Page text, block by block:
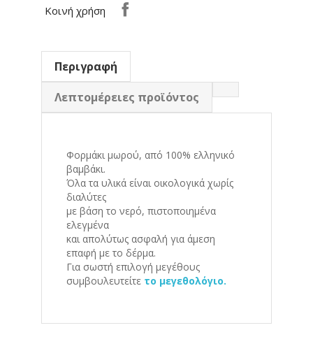
Κοινή χρήση
Περιγραφή
Λεπτομέρειες προϊόντος
Φορμάκι μωρού, από 100% ελληνικό
βαμβάκι.
Όλα τα υλικά είναι οικολογικά χωρίς
διαλύτες
με βάση το νερό, πιστοποιημένα
ελεγμένα
και απολύτως ασφαλή για άμεση
επαφή με το δέρμα.
Για σωστή επιλογή μεγέθους
συμβουλευτείτε το μεγεθολόγιο.